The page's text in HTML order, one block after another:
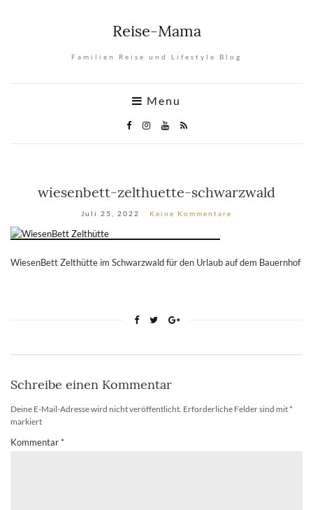
Reise-Mama
Familien Reise und Lifestyle Blog
Menu
wiesenbett-zelthuette-schwarzwald
Juli 25, 2022 Keine Kommentare
WiesenBett Zelthütte im Schwarzwald für den Urlaub auf dem Bauernhof
Schreibe einen Kommentar
Deine E-Mail-Adresse wird nicht veröffentlicht. Erforderliche Felder sind mit *
markiert
Kommentar *